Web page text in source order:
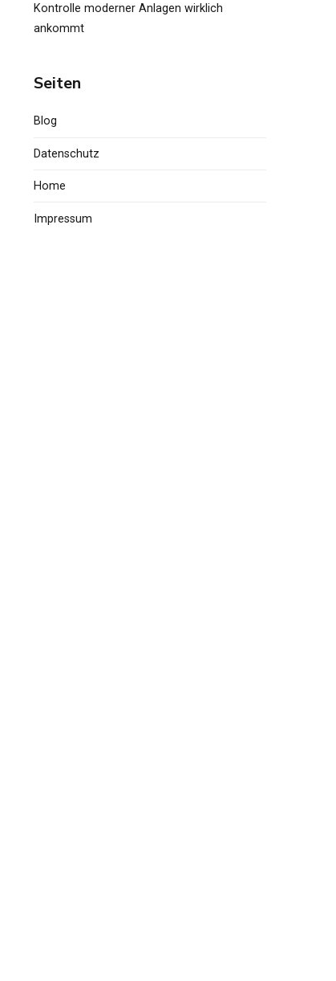
Kontrolle moderner Anlagen wirklich
ankommt
Seiten
Blog
Datenschutz
Home
Impressum